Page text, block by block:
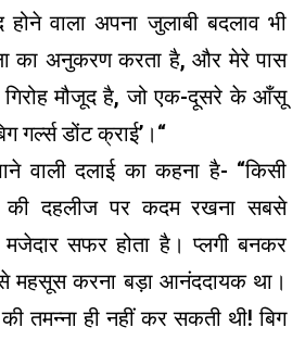
वाला अपना जुलाबी बदलाव भी
का अनुकरण करता है, और मेरे पास
गिरोह मौजूद है, जो एक-दूसरे के आँसू
गर्ल्स डोंट क्राई’।“
वाली दलाई का कहना है- “किसी
की दहलीज पर कदम रखना सबसे
सफर होता है। प्लगी बनकर
महसूस करना बड़ा आनंददायक था।
तमन्ना ही नहीं कर सकती थी! बिग